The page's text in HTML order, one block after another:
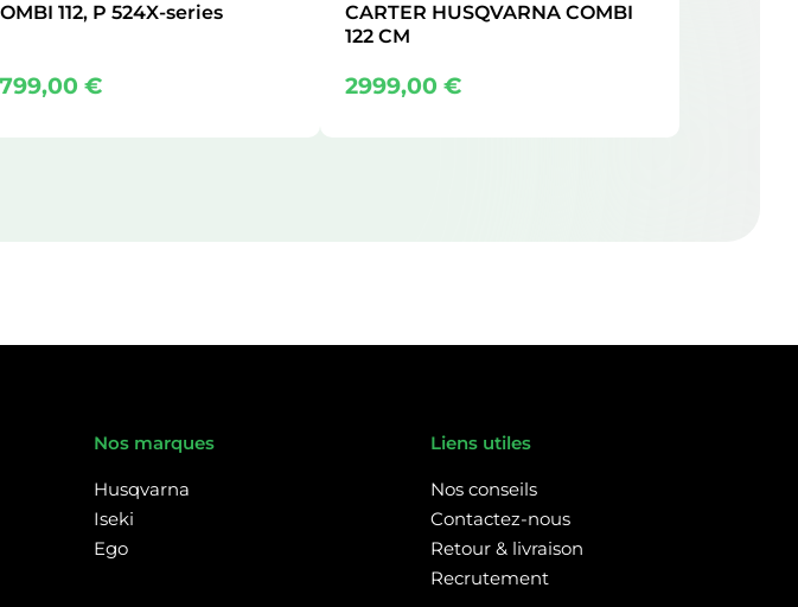
112, P 524X-series
€
CARTER HUSQVARNA COMBI
122 CM
2999,00€
Nos marques
Husqvarna
Iseki
Ego
Liens utiles
Nos conseils
Contactez-nous
Retour & livraison
Recrutement